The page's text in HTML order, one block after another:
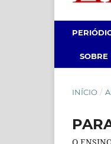
SOBRE
INÍCIO /